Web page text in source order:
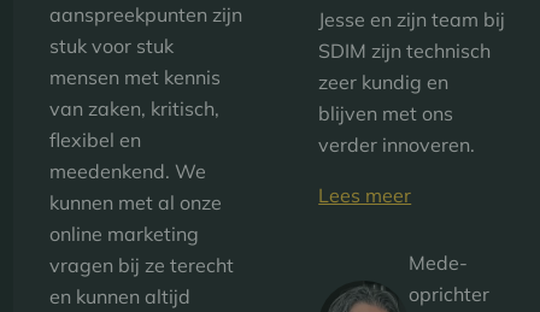
aanspreekpunten zijn
stuk voor stuk
mensen met kennis
van zaken, kritisch,
flexibel en
meedenkend. We
kunnen met al onze
online marketing
vragen bij ze terecht
en kunnen altijd
Jesse en zijn team bij
SDIM zijn technisch
zeer kundig en
blijven met ons
verder innoveren.
Lees meer
Mede-
oprichter